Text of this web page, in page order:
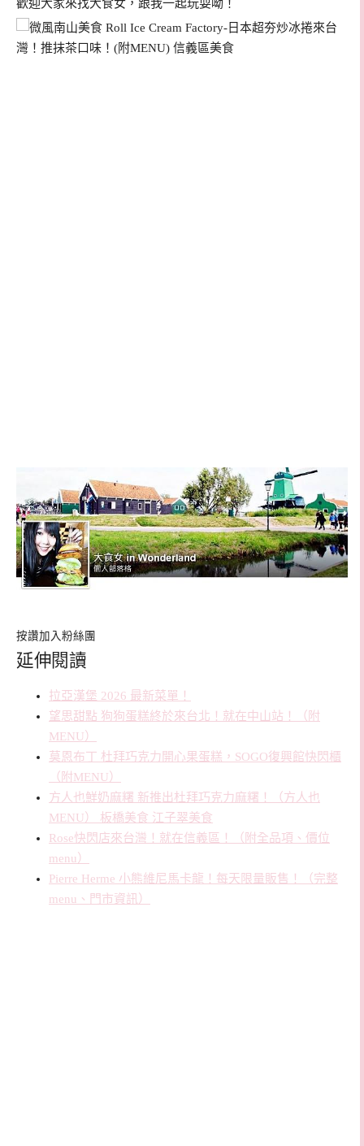
歡迎大家來找大食女，跟我一起玩耍呦！
按讚加入粉絲團
延伸閱讀
拉亞漢堡 2026 最新菜單！
望思甜點 狗狗蛋糕終於來台北！就在中山站！（附
MENU）
莫恩布丁 杜拜巧克力開心果蛋糕，SOGO復興館快閃櫃
（附MENU）
方人也鮮奶麻糬 新推出杜拜巧克力麻糬！（方人也
MENU） 板橋美食 江子翠美食
Rose快閃店來台灣！就在信義區！（附全品項、價位
menu）
Pierre Herme 小熊維尼馬卡龍！每天限量販售！（完整
menu、門市資訊）